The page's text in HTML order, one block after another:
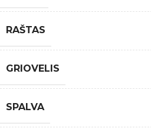
RAŠTAS
GRIOVELIS
SPALVA